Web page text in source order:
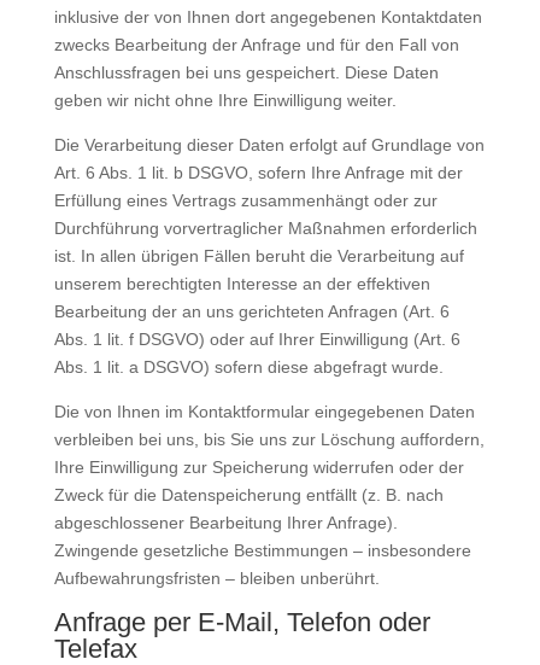
inklusive der von Ihnen dort angegebenen Kontaktdaten
zwecks Bearbeitung der Anfrage und für den Fall von
Anschlussfragen bei uns gespeichert. Diese Daten
geben wir nicht ohne Ihre Einwilligung weiter.
Die Verarbeitung dieser Daten erfolgt auf Grundlage von
Art. 6 Abs. 1 lit. b DSGVO, sofern Ihre Anfrage mit der
Erfüllung eines Vertrags zusammenhängt oder zur
Durchführung vorvertraglicher Maßnahmen erforderlich
ist. In allen übrigen Fällen beruht die Verarbeitung auf
unserem berechtigten Interesse an der effektiven
Bearbeitung der an uns gerichteten Anfragen (Art. 6
Abs. 1 lit. f DSGVO) oder auf Ihrer Einwilligung (Art. 6
Abs. 1 lit. a DSGVO) sofern diese abgefragt wurde.
Die von Ihnen im Kontaktformular eingegebenen Daten
verbleiben bei uns, bis Sie uns zur Löschung auffordern,
Ihre Einwilligung zur Speicherung widerrufen oder der
Zweck für die Datenspeicherung entfällt (z. B. nach
abgeschlossener Bearbeitung Ihrer Anfrage).
Zwingende gesetzliche Bestimmungen – insbesondere
Aufbewahrungsfristen – bleiben unberührt.
Anfrage per E-Mail, Telefon oder
Telefax